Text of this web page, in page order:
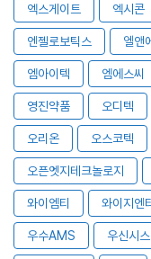
엑스게이트 엑시콘
엔젤로보틱스 엘앤
엠아이텍 엠에스씨
영진약품 오디텍
오리온 오스코텍
오픈엣지테크놀로지
와이엠티 와이지엔
우수AMS 우신시